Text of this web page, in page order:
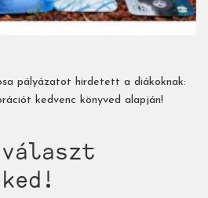
pályázatot hirdetett a diákoknak:
kedvenc könyved alapján!